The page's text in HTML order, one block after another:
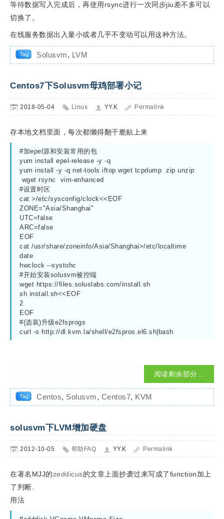
等待数据写入完成后，再使用rsync进行一次同步jiu差不多可以
切换了。
在线服务数据出入量小或者几乎不变动可以用这种方法。
Solusvm, LVM
Centos7下Solusvm母鸡部署小记
2018-05-04 Linux YY.K Permalink
存本地文档里面，每次都懒得翻干脆贴上来
#加epel源和安装常用的包
yum install epel-release -y -q
yum install -y -q net-tools iftop wget tcpdump  zip unzip
wget rsync  vim-enhanced
#设置时区
cat >/etc/sysconfig/clock<<EOF
ZONE="Asia/Shanghai"
UTC=false
ARC=false
EOF
cat /usr/share/zoneinfo/Asia/Shanghai>/etc/localtime
date
hwclock --systohc
#开始安装solusvm被控端
wget https://files.soluslabs.com/install.sh
sh install.sh<<EOF
2
EOF
#(选装)升级e2fsprogs
curl -s http://dl.kvm.la/shell/e2fspros.el6.sh|bash
阅读剩余部分...
Centos, Solusvm, Centos7, KVM
solusvm下LVM增加硬盘
2012-10-05 帮助FAQ YY.K Permalink
在著名MJJ的zeddicus的文章上面抄袭过来写成了function加上
了判断.
用法